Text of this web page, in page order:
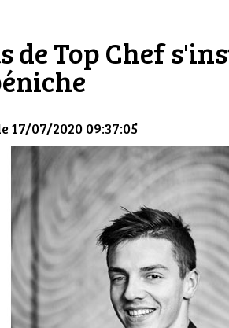
Top Chef
17/07/2020 09:37:05